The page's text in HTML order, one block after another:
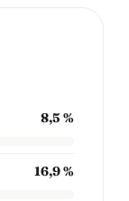
8,5 %
16,9 %